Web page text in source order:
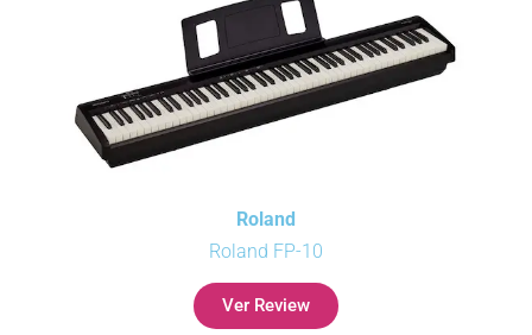
Roland
Roland FP-10
Ver Review